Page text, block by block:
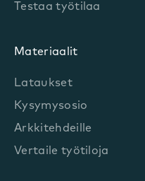
Testaa työtilaa
Materiaalit
Lataukset
Kysymysosio
Arkkitehdeille
Vertaile työtiloja